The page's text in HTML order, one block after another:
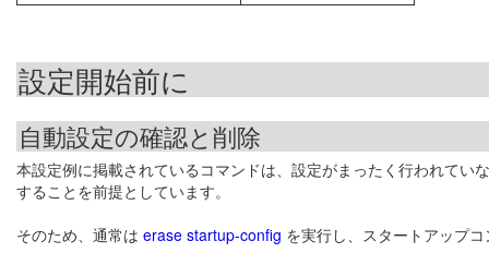
設定開始前に
自動設定の確認と削除
本設定例に掲載されているコマンドは、設定がまったく行われて
することを前提としています。
そのため、通常は erase startup-config を実行し、スタートアップ